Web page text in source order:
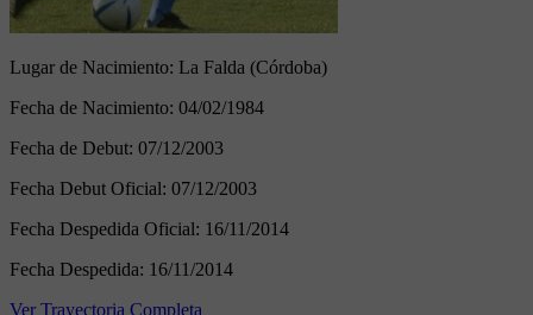
Lugar de Nacimiento: La Falda (Córdoba)
Fecha de Nacimiento: 04/02/1984
Fecha de Debut: 07/12/2003
Fecha Debut Oficial: 07/12/2003
Fecha Despedida Oficial: 16/11/2014
Fecha Despedida: 16/11/2014
Ver Trayectoria Completa